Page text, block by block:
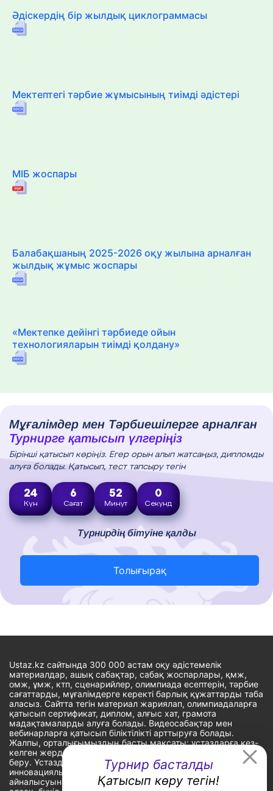
Турнир басталды
Қатысып көру тегін!
Әдіскердің бір жылдық циклограммасы
Мектептегі тәрбие жұмысының тиімді әдістері
МІБ жоспары
Балабақшаның 2025-2026 оқу жылына арналған
жылдық жұмыс жоспары
«Мектепке дейінгі тәрбиеде ойын
технологияларын тиімді қолдану»
Мұғалімдер мен Тәрбиешілерге арналған
Турнирге қатысып үлгеріңіз
Бірінші қатысып көріңіз. Егер орын алып жатсаңыз, дипломды
алуға болады. Қатысып, тест тапсыру тегін
24
Күн
6
Сағат
51
Минут
59
Секунд
Турнирдің бітуіне қалды
Толығырақ
Ustaz.kz сайтында 300 000 астам оқу әдістемелік
материалдар, ашық сабақтар, сабақ жоспарлары, қмж,
омж, ұмж, ктп, сценарийлер, олимпиада есептерін, тәрбие
сағаттарды, мұғалімдерге керекті барлық құжаттарды таба
аласыз. Сайтта тегін материал жариялап, олимпиадаларға
қатысып сертификат, диплом, алғыс хат, грамота
мадақтамаларды алуға болады. Видеосабақтар мен
вебинарларға қатысып біліктілікті арттыруға болады.
Жалпы, орталығымыздың басты мақсаты: ұстаздарға кез-
келген жерде, кез-келген уақытта білім алуына мүмкіндік
беру. Ұстаздардың барлық өзекті мәселелеріне
инновациялық шешім тауып, шығармашылық жұмыспен
айналысуына уақыт сыйлау. «Ұстаздарға сапалы білім бере